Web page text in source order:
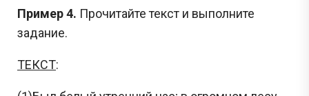
Пример 4. Прочитайте текст и выполните
задание.
ТЕКСТ: